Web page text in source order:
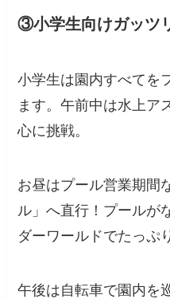
③小学生向けガッツ
小学生は園内すべてを
ます。午前中は水上ア
心に挑戦。
お昼はプール営業期間
ル」へ直行！プールが
ダーワールドでたっぷ
午後は自転車で園内を